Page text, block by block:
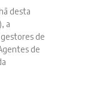
desta
a
de
de